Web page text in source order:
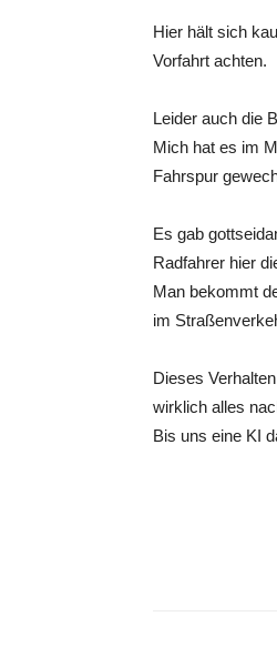
Hier hält sich
Vorfahrt achten.
Leider auch die
Mich hat es im
Fahrspur
Es gab
Radfahrer hier
Man bekommt
im
Dieses
wirklich alles
Bis uns eine KI